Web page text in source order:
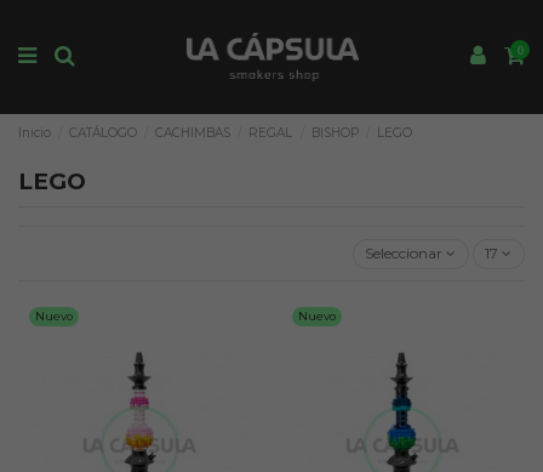
0
Inicio CATÁLOGO CACHIMBAS REGAL BISHOP LEGO
LEGO
Seleccionar 17
Nuevo Nuevo